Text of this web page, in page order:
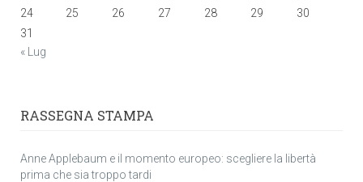
24
25 26 27 28 29
30
31
« Lug
RASSEGNA STAMPA
Anne Applebaum e il momento europeo: scegliere la libertà
prima che sia troppo tardi